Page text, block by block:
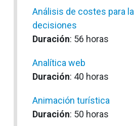
Análisis de costes para
decisiones
Duración: 56 horas
Analítica web
Duración: 40 horas
Animación turística
Duración: 50 horas